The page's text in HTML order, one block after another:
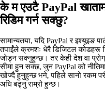
के म एउटै PayPal
रिडिम गर्न सक्छु?
सामान्यतया, यदि PayPal र इश्यूइङ
तपाईंले क्रमशः धेरै डिजिटल कोडहरू
जोड्न सक्नुहुन्छ। तर केही देश वा
सीमा हुन सक्छ, जुन PayPal को
खोज्दै हुनुहुन्छ भने, पहिले सानो रकम
अघि बढ्नु राम्रो हुन्छ।